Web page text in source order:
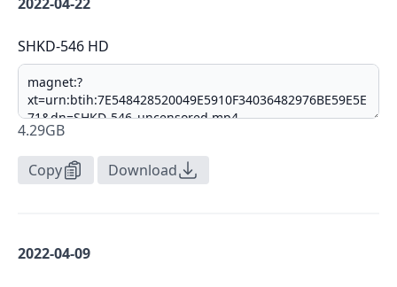
SHKD-546 HD
4.29GB
Copy Download
2022-04-09